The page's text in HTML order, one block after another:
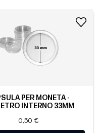
PER MONETA -
INTERNO 33MM
0,50 €